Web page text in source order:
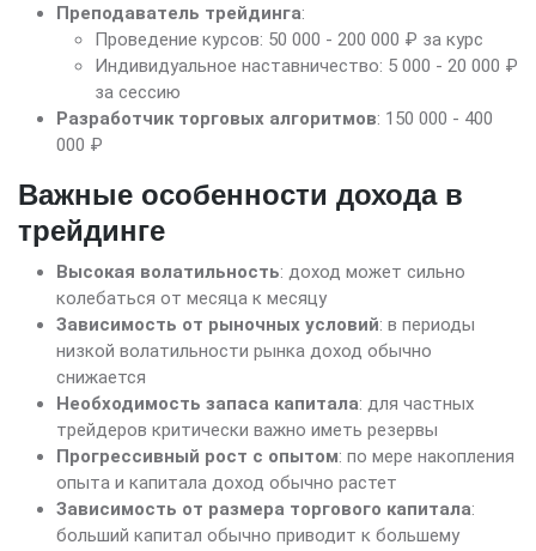
Преподаватель трейдинга:
Проведение курсов: 50 000 - 200 000 ₽ за курс
Индивидуальное наставничество: 5 000 - 20 000 ₽
за сессию
Разработчик торговых алгоритмов: 150 000 - 400
000 ₽
Важные особенности дохода в
трейдинге
Высокая волатильность: доход может сильно
колебаться от месяца к месяцу
Зависимость от рыночных условий: в периоды
низкой волатильности рынка доход обычно
снижается
Необходимость запаса капитала: для частных
трейдеров критически важно иметь резервы
Прогрессивный рост с опытом: по мере накопления
опыта и капитала доход обычно растет
Зависимость от размера торгового капитала:
больший капитал обычно приводит к большему